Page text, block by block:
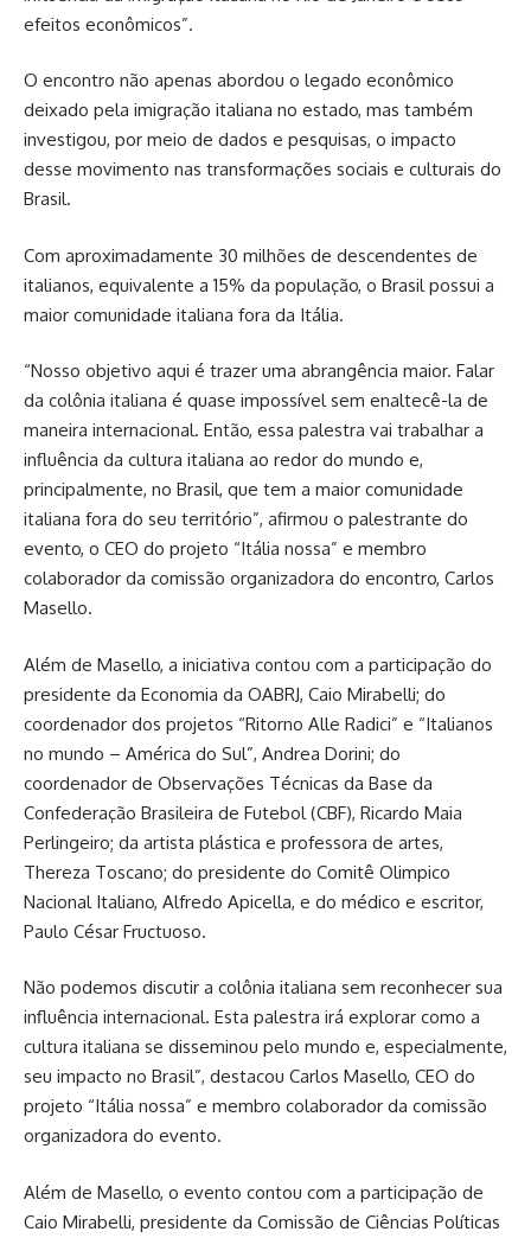
efeitos econômicos”.
O encontro não apenas abordou o legado econômico
deixado pela imigração italiana no estado, mas também
investigou, por meio de dados e pesquisas, o impacto
desse movimento nas transformações sociais e culturais do
Brasil.
Com aproximadamente 30 milhões de descendentes de
italianos, equivalente a 15% da população, o Brasil possui a
maior comunidade italiana fora da Itália.
“Nosso objetivo aqui é trazer uma abrangência maior. Falar
da colônia italiana é quase impossível sem enaltecê-la de
maneira internacional. Então, essa palestra vai trabalhar a
influência da cultura italiana ao redor do mundo e,
principalmente, no Brasil, que tem a maior comunidade
italiana fora do seu território”, afirmou o palestrante do
evento, o CEO do projeto “Itália nossa” e membro
colaborador da comissão organizadora do encontro, Carlos
Masello.
Além de Masello, a iniciativa contou com a participação do
presidente da Economia da OABRJ, Caio Mirabelli; do
coordenador dos projetos “Ritorno Alle Radici” e “Italianos
no mundo – América do Sul”, Andrea Dorini; do
coordenador de Observações Técnicas da Base da
Confederação Brasileira de Futebol (CBF), Ricardo Maia
Perlingeiro; da artista plástica e professora de artes,
Thereza Toscano; do presidente do Comitê Olimpico
Nacional Italiano, Alfredo Apicella, e do médico e escritor,
Paulo César Fructuoso.
Não podemos discutir a colônia italiana sem reconhecer sua
influência internacional. Esta palestra irá explorar como a
cultura italiana se disseminou pelo mundo e, especialmente,
seu impacto no Brasil”, destacou Carlos Masello, CEO do
projeto “Itália nossa” e membro colaborador da comissão
organizadora do evento.
Além de Masello, o evento contou com a participação de
Caio Mirabelli, presidente da Comissão de Ciências Políticas